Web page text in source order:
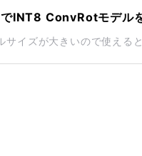
INT8 ConvRotモデル
サイズが大きいので使え